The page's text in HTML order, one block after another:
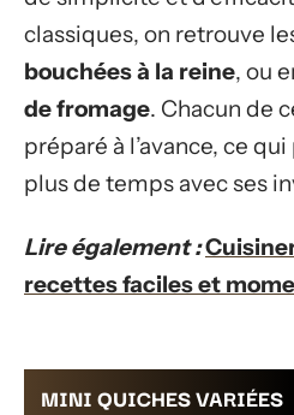
classiques, on retrouve
bouchées à la reine, ou
de fromage. Chacun de
préparé à l’avance, ce
plus de temps avec ses
Lire également :
recettes faciles et
MINI QUICHES VARIÉES